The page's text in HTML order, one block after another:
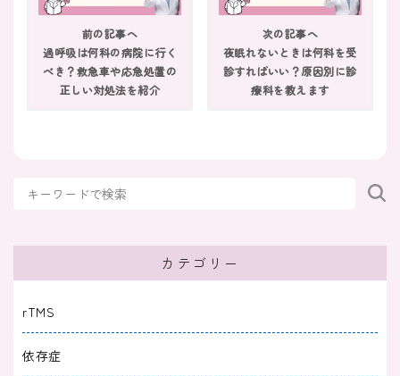
強迫性障害の治し方｜治療法から自分でできる
ことまで解説
2024/11/30 不安障害
2024/11/20
認してしまう理由も解説
2024/10/31
嘔吐恐怖症のセルフチェック｜治し方や吐き気
がするときの対処法も
前の記事へ
過呼吸は何科の病院に行く
べき？救急車や応急処置の
正しい対処法を紹介
次の記事へ
夜眠れないときは何科を受
診すればいい？原因別に診
療科を教えます
カテゴリー
rTMS
依存症